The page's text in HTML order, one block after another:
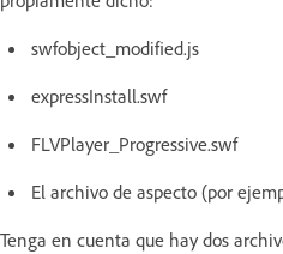
swfobject_modified.js
expressInstall.swf
FLVPlayer_Progressive.swf
El archivo de aspecto (por
Tenga en cuenta que hay dos